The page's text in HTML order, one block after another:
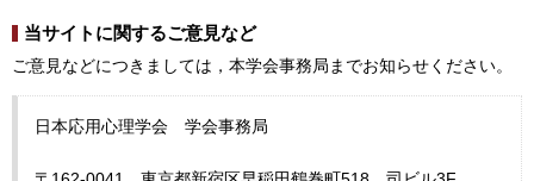
当サイトに関するご意見など
ご意見などにつきましては，本学会事務局までお知らせください。
日本応用心理学会 学会事務局